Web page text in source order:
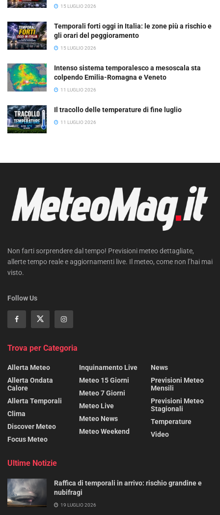
15 LUGLIO 2026
Temporali forti oggi in Italia: le zone più a rischio e
gli orari del peggioramento
15 LUGLIO 2026
Intenso sistema temporalesco a mesoscala sta
colpendo Emilia-Romagna e Veneto
11 LUGLIO 2026
Il tracollo delle temperature di fine luglio
11 LUGLIO 2026
Non farti sorprendere dal tempo! Previsioni meteo dettagliate,
allerte tempo reale e aggiornamenti live. Il meteo, come non l’hai mai
visto.
Follow Us
Trova per Categoria
Allerta Meteo
Allerta Ondata
Calore
Allerta Temporali
Clima
Discover Meteo
Focus Meteo
Inquinamento Live
Meteo 15 Giorni
Meteo 7 Giorni
Meteo Live
Meteo News
Meteo Weekend
News
Previsioni Meteo
Mensili
Previsioni Meteo
Stagionali
Temperature
Video
Ultime Notizie
Raffica di temporali in arrivo: rischio grandine e
nubifragi
19 LUGLIO 2026